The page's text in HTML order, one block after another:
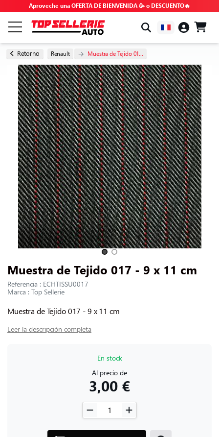
Aproveche una OFERTA DE BIENVENIDA 🥳 o DESCUENTO🔥
POR MARCA Y MODELO
TODOS LOS PRODUCTOS
OFERTAS ESPECIALES
CÓDIGOS PROMOCIONALES
CONSEJOS Y TUTORIALES
FAQ
CONTACTARNOS
Retorno Renault Muestra de Tejido 01...
Muestra de Tejido 017 - 9 x 11 cm
Referencia : ECHTISSU0017
Marca : Top Sellerie
Muestra de Tejido 017 - 9 x 11 cm
Leer la descripción completa
En stock
Al precio de
3,00 €